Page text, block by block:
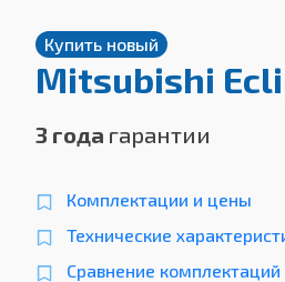
Купить новый
Mitsubishi
3 года гарантии
Комплектации и цены
Технические
Сравнение комплектаций